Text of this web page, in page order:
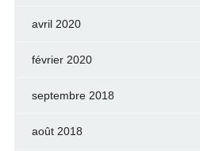
avril 2020
février 2020
septembre 2018
août 2018